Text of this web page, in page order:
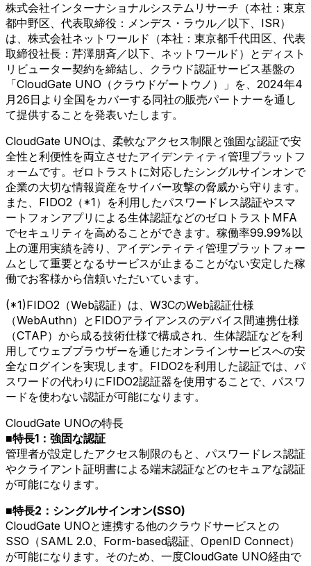
株式会社インターナショナルシステムリサーチ（本社：東京
都中野区、代表取締役：メンデス・ラウル／以下、ISR）
は、株式会社ネットワールド（本社：東京都千代田区、代表
取締役社長：芹澤朋斉／以下、ネットワールド）とディスト
リビューター契約を締結し、クラウド認証サービス基盤の
「CloudGate UNO（クラウドゲートウノ）」を、2024年4
月26日より全国をカバーする同社の販売パートナーを通し
て提供することを発表いたします。
CloudGate UNOは、柔軟なアクセス制限と強固な認証で安
全性と利便性を両立させたアイデンティティ管理プラットフ
ォームです。ゼロトラストに対応したシングルサインオンで
企業の大切な情報資産をサイバー攻撃の脅威から守ります。
また、FIDO2（*1）を利用したパスワードレス認証やスマ
ートフォンアプリによる生体認証などのゼロトラストMFA
でセキュリティを高めることができます。稼働率99.99%以
上の運用実績を誇り、アイデンティティ管理プラットフォー
ムとして重要となるサービスが止まることがない安定した稼
働でお客様から信頼いただいています。
(*1)FIDO2（Web認証）は、W3CのWeb認証仕様
（WebAuthn）とFIDOアライアンスのデバイス間連携仕様
（CTAP）から成る技術仕様で構成され、生体認証などを利
用してウェブブラウザーを通じたオンラインサービスへの安
全なログインを実現します。FIDO2を利用した認証では、パ
スワードの代わりにFIDO2認証器を使用することで、パスワ
ードを使わない認証が可能になります。
CloudGate UNOの特長
■特長1：強固な認証
管理者が設定したアクセス制限のもと、パスワードレス認証
やクライアント証明書による端末認証などのセキュアな認証
が可能になります。
■特長2：シングルサインオン(SSO)
CloudGate UNOと連携する他のクラウドサービスとの
SSO（SAML 2.0、Form-based認証、OpenID Connect）
が可能になります。そのため、一度CloudGate UNO経由で